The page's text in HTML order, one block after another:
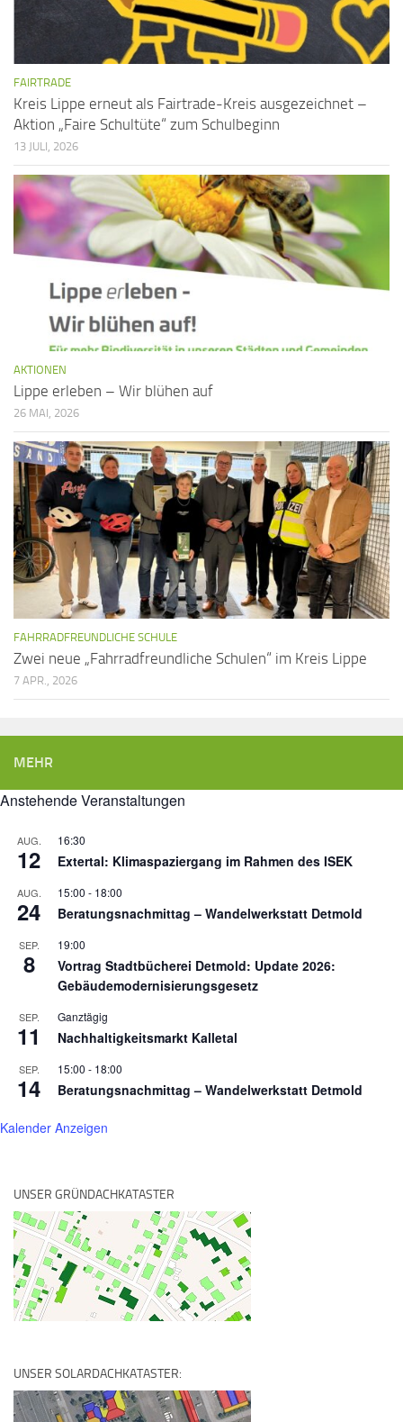
FAIRTRADE
Kreis Lippe erneut als Fairtrade-Kreis ausgezeichnet –
Aktion „Faire Schultüte“ zum Schulbeginn
13 JULI, 2026
AKTIONEN
Lippe erleben – Wir blühen auf
26 MAI, 2026
FAHRRADFREUNDLICHE SCHULE
Zwei neue „Fahrradfreundliche Schulen“ im Kreis Lippe
7 APR., 2026
MEHR
Anstehende Veranstaltungen
AUG.
12
16:30
Extertal: Klimaspaziergang im Rahmen des ISEK
AUG.
24
15:00 - 18:00
Beratungsnachmittag – Wandelwerkstatt Detmold
SEP.
8
19:00
Vortrag Stadtbücherei Detmold: Update 2026:
Gebäudemodernisierungsgesetz
SEP.
11
Ganztägig
Nachhaltigkeitsmarkt Kalletal
SEP.
14
15:00 - 18:00
Beratungsnachmittag – Wandelwerkstatt Detmold
Kalender Anzeigen
UNSER GRÜNDACHKATASTER
UNSER SOLARDACHKATASTER: